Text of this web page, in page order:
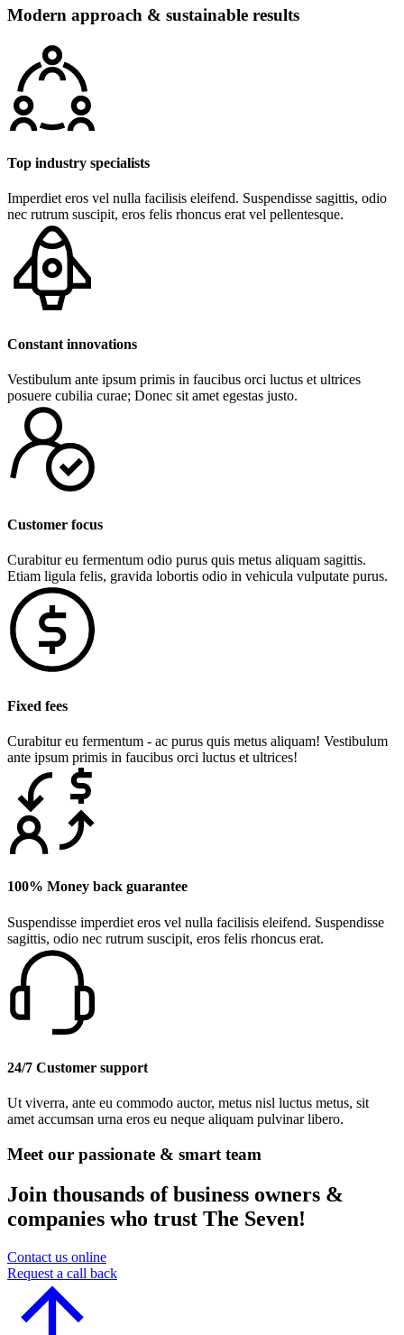
Modern approach & sustainable results
Top industry specialists
Imperdiet eros vel nulla facilisis eleifend. Suspendisse sagittis, odio
nec rutrum suscipit, eros felis rhoncus erat vel pellentesque.
Constant innovations
Vestibulum ante ipsum primis in faucibus orci luctus et ultrices
posuere cubilia curae; Donec sit amet egestas justo.
Customer focus
Curabitur eu fermentum odio purus quis metus aliquam sagittis.
Etiam ligula felis, gravida lobortis odio in vehicula vulputate purus.
Fixed fees
Curabitur eu fermentum - ac purus quis metus aliquam! Vestibulum
ante ipsum primis in faucibus orci luctus et ultrices!
100% Money back guarantee
Suspendisse imperdiet eros vel nulla facilisis eleifend. Suspendisse
sagittis, odio nec rutrum suscipit, eros felis rhoncus erat.
24/7 Customer support
Ut viverra, ante eu commodo auctor, metus nisl luctus metus, sit
amet accumsan urna eros eu neque aliquam pulvinar libero.
Meet our passionate & smart team
Join thousands of business owners &
companies who trust The Seven!
Contact us online
Request a call back